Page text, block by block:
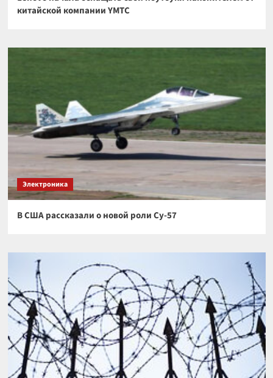
китайской компании YMTC
Электроника
В США рассказали о новой роли Су-57